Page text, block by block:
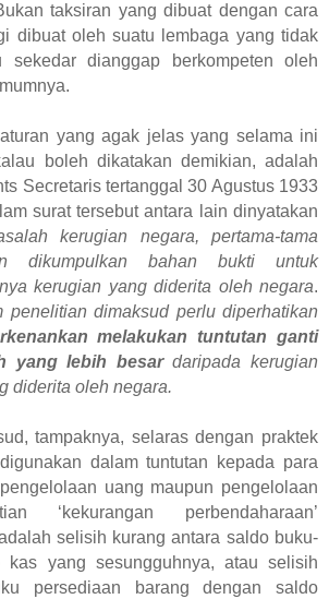
taksiran yang dibuat dengan cara
dibuat oleh suatu lembaga yang tidak
sekedar dianggap berkompeten oleh
yang agak jelas yang selama ini
boleh dikatakan demikian, adalah
Secretaris tertanggal 30 Agustus 1933
surat tersebut antara lain dinyatakan
kerugian negara, pertama-tama
dikumpulkan bahan bukti untuk
kerugian yang diderita oleh negara.
penelitian dimaksud perlu diperhatikan
melakukan tuntutan ganti
yang lebih besardaripada kerugian
diderita oleh negara.
tampaknya, selaras dengan praktek
dalam tuntutan kepada para
uang maupun pengelolaan
‘kekurangan perbendaharaan’
selisih kurang antara saldo buku-
kas yang sesungguhnya, atau selisih
persediaan barang dengan saldo